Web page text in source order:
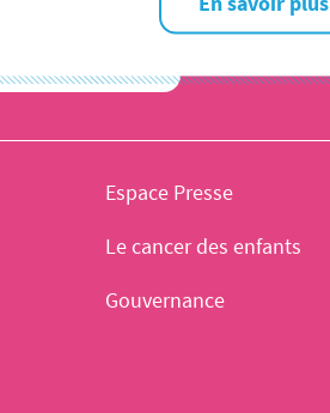
Espace Presse
Le cancer des enfants
Gouvernance